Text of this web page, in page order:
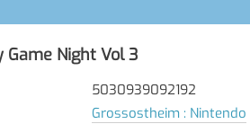
Game Night Vol 3
5030939092192
Grossostheim : Nintendo